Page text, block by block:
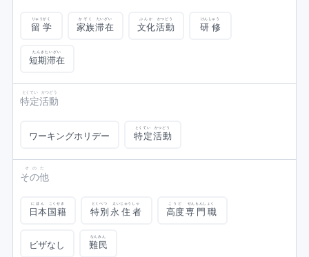
留学
りゅうがく
家族
かぞく
滞在
たいざい
文化
ぶんか
活動
かつどう
研修
けんしゅう
短期滞在
たんきたいざい
特定
とくてい
活動
かつどう
ワーキングホリデー 特定
とくてい
活動
かつどう
その他
そのた
日本
にほん
国籍
こくせき
特別
とくべつ
永住者
えいじゅうしゃ
高度
こうど
専門職
せんもんしょく
ビザなし 難民
なんみん